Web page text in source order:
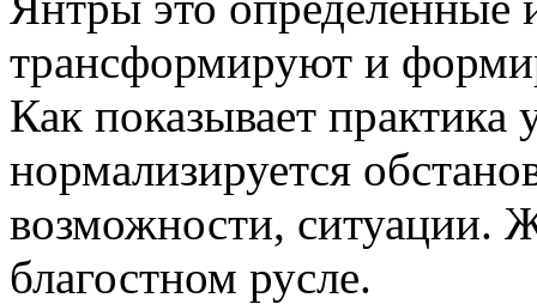
трансформируют и
Как показывает практика
нормализируется
возможности, ситуации.
благостном русле.